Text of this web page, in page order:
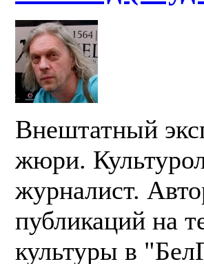
Внештатный
жюри.
журналист.
публикаций на
культуры в